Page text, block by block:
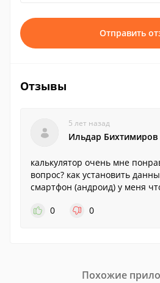
Отправить
Отзывы
5 лет назад
Ильдар Бихтимиров
калькулятор очень мне
вопрос? как установить
смартфон (андроид) у меня
0
0
Похожие